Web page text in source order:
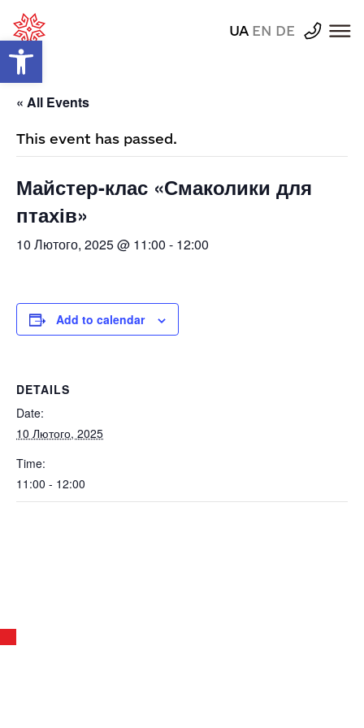
Відкрити Панель інструментів
UA EN DE
« All Events
This event has passed.
Майстер-клас «Смаколики для
птахів»
10 Лютого, 2025 @ 11:00 - 12:00
Add to calendar
DETAILS
Date:
10 Лютого, 2025
Time:
11:00 - 12:00